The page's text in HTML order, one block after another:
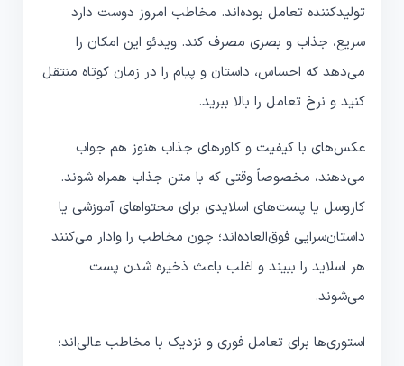
تولیدکننده تعامل بوده‌اند. مخاطب امروز دوست دارد
سریع‌، جذاب و بصری مصرف کند. ویدئو این امکان را
می‌دهد که احساس، داستان و پیام را در زمان کوتاه منتقل
کنید و نرخ تعامل را بالا ببرید.
عکس‌های با کیفیت و کاورهای جذاب هنوز هم جواب
می‌دهند، مخصوصاً وقتی که با متن جذاب همراه شوند.
کاروسل یا پست‌های اسلایدی برای محتواهای آموزشی یا
داستان‌سرایی فوق‌العاده‌اند؛ چون مخاطب را وادار می‌کنند
هر اسلاید را ببیند و اغلب باعث ذخیره شدن پست
می‌شوند.
استوری‌ها برای تعامل فوری و نزدیک با مخاطب عالی‌اند؛